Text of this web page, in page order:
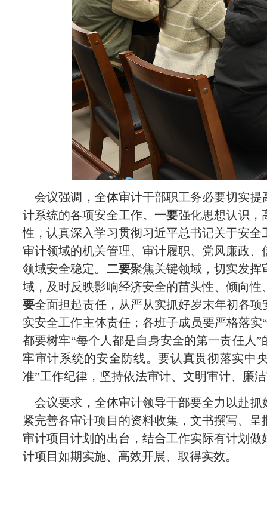
会议强调，全体审计干部职工务必要切实提
计系统的各项安全工作。 一要强化思想认识，
性，认真深入学习贯彻习近平总书记关于安
审计领域的机关管理、审计履职、党风廉政
领域安全稳定。 二要聚焦关键领域，切实发
域，及时反映影响经济安全的苗头性、倾向
要全面担起责任，从严从实抓好岁末年初各
实安全工作主体责任；各班子成员要严格落
都要树牢“每个人都是自身安全的第一责任人
牢审计系统的安全防线。要认真贯彻落实中
准”工作纪律，坚持依法审计、文明审计、廉
会议要求，全体审计领导干部要全力以赴抓
紧完善各审计项目的资料收集，文书撰写、
审计项目计划的出台，结合工作实际有计划
计项目如期实施、高效开展、取得实效。